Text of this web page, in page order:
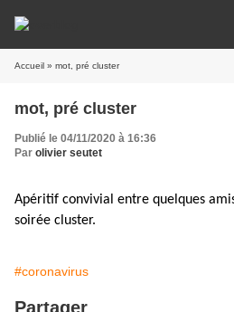
Accueil » mot, pré cluster
mot, pré cluster
Publié le 04/11/2020 à 16:36
Par olivier seutet
Apéritif convivial entre quelques
soirée cluster.
#coronavirus
Partager